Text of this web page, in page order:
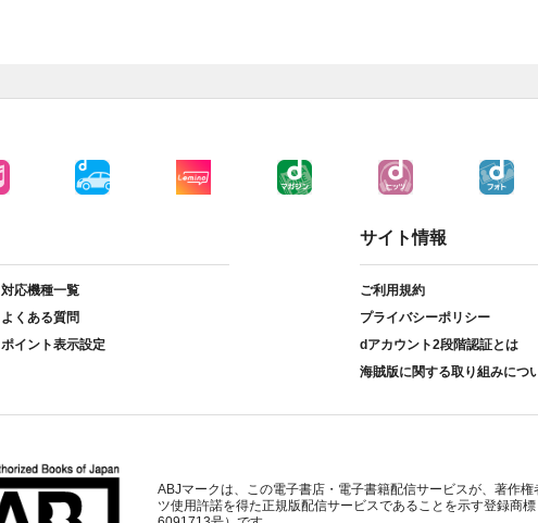
対応機種一覧
よくある質問
ポイント表示設定
サイト情報
ご利用規約
プライバシーポリシー
dアカウント2段階認証とは
海賊版に関する取り組みにつ
ABJマークは、この電子書店・電子書籍配信サービスが、著作権
ツ使用許諾を得た正規版配信サービスであることを示す登録商